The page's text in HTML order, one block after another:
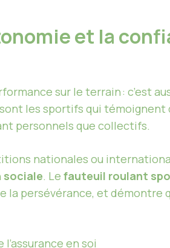
et la
sur le terrain : c’est
les sportifs qui témoignent
personnels que collectifs.
nationales ou
sociale. Le fauteuil roulant
la persévérance, et démontre
en soi